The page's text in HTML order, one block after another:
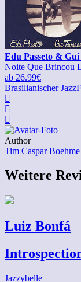
Edu Passeto & Gui
Noite Que Brincou
ab 26.99€
Brasilianischer Jazz
Author
Tim Caspar Boehme
Weitere
Luiz Bonfá
Jazzybelle